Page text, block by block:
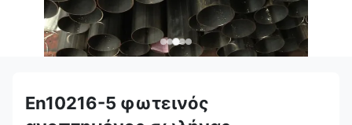
En10216-5 φωτεινός